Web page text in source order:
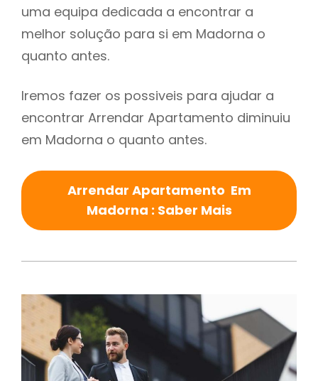
uma equipa dedicada a encontrar a
melhor solução para si em Madorna o
quanto antes.
Iremos fazer os possiveis para ajudar a
encontrar Arrendar Apartamento diminuiu
em Madorna o quanto antes.
Arrendar Apartamento Em
Madorna : Saber Mais